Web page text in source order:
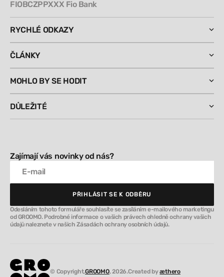
FIOBCZPPXXX Fio Bank
RYCHLÉ ODKAZY
ČLÁNKY
MOHLO BY SE HODIT
DŮLEŽITÉ
Zajímají vás novinky od nás?
E-mail
PŘIHLÁSIT SE K ODBĚRU
PŘIHLÁSIT SE K ODBĚRU
Odesláním tohoto formuláře souhlasíte se zasíláním e-mailového marketingu
od GROOMO. Podrobné informace o vašich právech ohledně ochrany vašich
údajů naleznete v našich Zásadách ochrany osobních údajů.
© Copyright,GROOMO, 2026.Created byæthero